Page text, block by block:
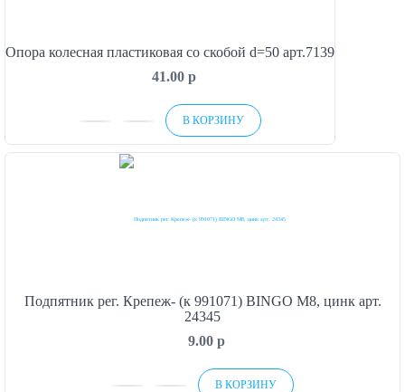
Опора колесная пластиковая со скобой d=50 арт.7139
41.00 p
В КОРЗИНУ
Подпятник рег. Крепеж- (к 991071) BINGO М8, цинк арт.
24345
9.00 p
В КОРЗИНУ